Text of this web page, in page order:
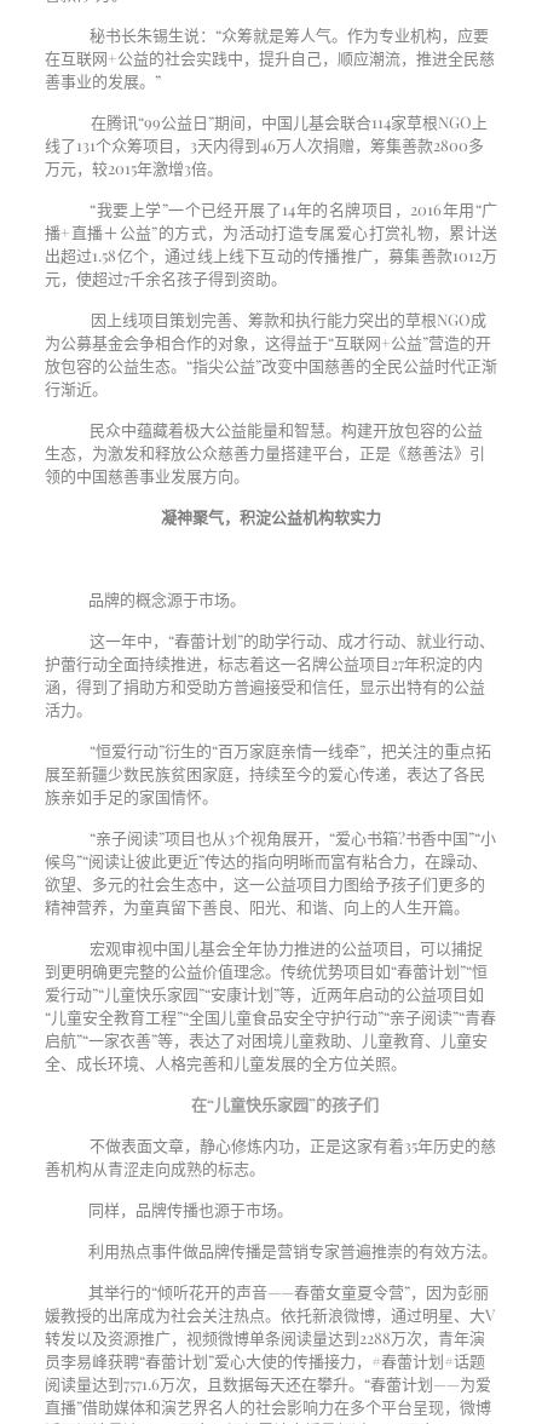
秘书长朱锡生说：“众筹就是筹人气。作为专业机构，应要
在互联网+公益的社会实践中，提升自己，顺应潮流，推进全民慈
善事业的发展。”
在腾讯“99公益日”期间，中国儿基会联合114家草根NGO 上
线了131个众筹项目， 3天内得到46万人次捐赠，筹集善款2800多
万元，较2015年激增3倍。
“我要上学”一个已经开展了14年的名牌项目， 2016年用“广
播+直播＋公益”的方式，为活动打造专属爱心打赏礼物，累计送
出超过1.58亿个，通过线上线下互动的传播推广，募集善款1012万
元，使超过7千余名孩子得到资助。
因上线项目策划完善、筹款和执行能力突出的草根NGO成
为公募基金会争相合作的对象，这得益于“互联网+公益”营造的开
放包容的公益生态。“指尖公益”改变中国慈善的全民公益时代正渐
行渐近。
民众中蕴藏着极大公益能量和智慧。构建开放包容的公益
生态，为激发和释放公众慈善力量搭建平台，正是《慈善法》引
领的中国慈善事业发展方向。
凝神聚气，积淀公益机构软实力
品牌的概念源于市场。
这一年中，“春蕾计划”的助学行动、成才行动、就业行动、
护蕾行动全面持续推进，标志着这一名牌公益项目27年积淀的内
涵，得到了捐助方和受助方普遍接受和信任，显示出特有的公益
活力。
“恒爱行动”衍生的“百万家庭亲情一线牵”，把关注的重点拓
展至新疆少数民族贫困家庭，持续至今的爱心传递，表达了各民
族亲如手足的家国情怀。
“亲子阅读”项目也从3个视角展开，“爱心书箱?书香中国”“小
候鸟”“阅读让彼此更近”传达的指向明晰而富有粘合力，在躁动、
欲望、多元的社会生态中，这一公益项目力图给予孩子们更多的
精神营养，为童真留下善良、阳光、和谐、向上的人生开篇。
宏观审视中国儿基会全年协力推进的公益项目，可以捕捉
到更明确更完整的公益价值理念。传统优势项目如“春蕾计划”“恒
爱行动”“儿童快乐家园”“安康计划”等，近两年启动的公益项目如
“儿童安全教育工程”“全国儿童食品安全守护行动”“亲子阅读”“青春
启航”“一家衣善”等，表达了对困境儿童救助、儿童教育、儿童安
全、成长环境、人格完善和儿童发展的全方位关照。
在“儿童快乐家园”的孩子们
不做表面文章，静心修炼内功，正是这家有着35年历史的慈
善机构从青涩走向成熟的标志。
同样，品牌传播也源于市场。
利用热点事件做品牌传播是营销专家普遍推崇的有效方法。
其举行的“倾听花开的声音——春蕾女童夏令营”，因为彭丽
媛教授的出席成为社会关注热点。依托新浪微博，通过明星、大V
转发以及资源推广，视频微博单条阅读量达到2288万次，青年演
员李易峰获聘“春蕾计划”爱心大使的传播接力， #春蕾计划#话题
阅读量达到7571.6万次，且数据每天还在攀升。“春蕾计划——为爱
直播”借助媒体和演艺界名人的社会影响力在多个平台呈现，微博